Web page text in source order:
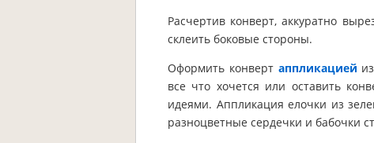
Расчертив конверт, аккуратно
склеить боковые стороны.
Оформить конверт аппликацией
все что хочется или оставить
идеями. Аппликация елочки из
разноцветные сердечки и бабочки